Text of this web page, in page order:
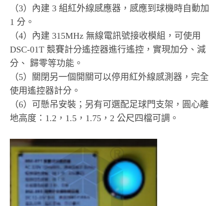
（3）內建 3 組紅外線感應器，感應到球機時自動加
1 分。
（4）內建 315MHz 無線電訊號接收模組，可使用
DSC-01T 競賽計分遙控器進行遙控，實現加分、減
分、 歸零等功能。
（5）關閉另一個開關可以停用紅外線感測器，完全
使用遙控器計分。
（6）可懸吊安裝；另有可選配足球門支架，圓心離
地高度：1.2，1.5，1.75，2 公尺四檔可調。